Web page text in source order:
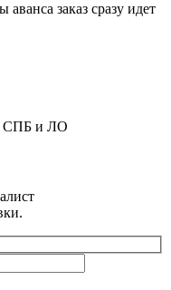
заказ сразу идет
СПБ и ЛО